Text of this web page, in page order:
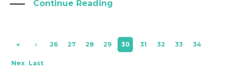
Continue Reading
«
Firs
‹
Pre
26 27 28 29 30 31 32 33 34
Nex Last